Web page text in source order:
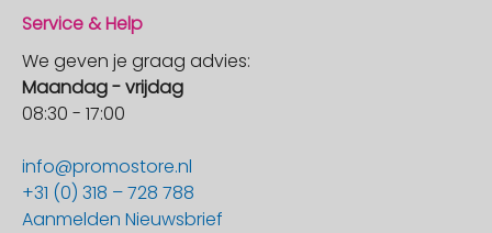
Service & Help
We geven je graag advies:
Maandag - vrijdag
08:30 - 17:00
info@promostore.nl
+31 (0) 318 – 728 788
Aanmelden Nieuwsbrief